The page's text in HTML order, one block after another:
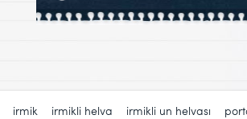
irmik irmikli helva irmikli un helvası